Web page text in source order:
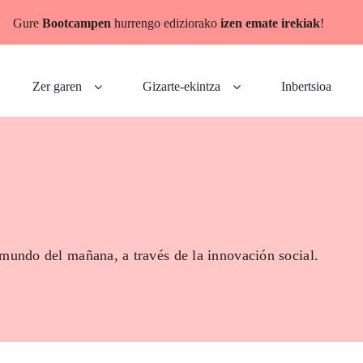
Gure Bootcampen hurrengo ediziorako izen emate irekiak!
Zer garen Gizarte-ekintza Inbertsioa
del mañana, a través de la innovación social.